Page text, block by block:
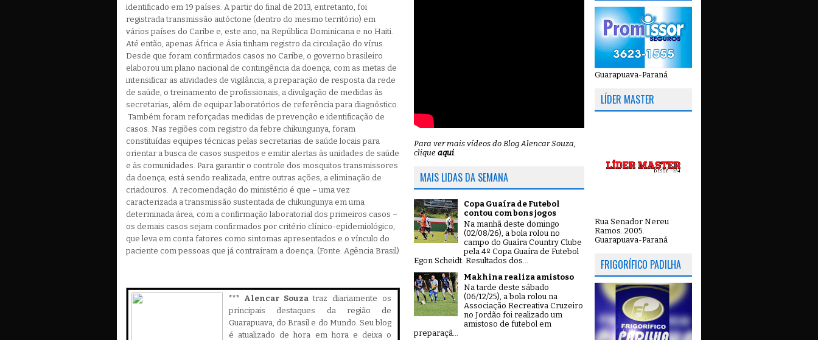
identificado em 19 países. A partir do final de 2013, entretanto, foi
registrada transmissão autóctone (dentro do mesmo território) em
vários países do Caribe e, este ano, na República Dominicana e no Haiti.
Até então, apenas África e Ásia tinham registro da circulação do vírus.
Desde que foram confirmados casos no Caribe, o governo brasileiro
elaborou um plano nacional de contingência da doença, com as metas de
intensificar as atividades de vigilância, a preparação de resposta da rede
de saúde, o treinamento de profissionais, a divulgação de medidas às
secretarias, além de equipar laboratórios de referência para diagnóstico.
Também foram reforçadas medidas de prevenção e identificação de
casos. Nas regiões com registro da febre chikungunya, foram
constituídas equipes técnicas pelas secretarias de saúde locais para
orientar a busca de casos suspeitos e emitir alertas às unidades de saúde
e às comunidades. Para garantir o controle dos mosquitos transmissores
da doença, está sendo realizada, entre outras ações, a eliminação de
criadouros. A recomendação do ministério é que – uma vez
caracterizada a transmissão sustentada de chikungunya em uma
determinada área, com a confirmação laboratorial dos primeiros casos –
os demais casos sejam confirmados por critério clínico-epidemiológico,
que leva em conta fatores como sintomas apresentados e o vínculo do
paciente com pessoas que já contraíram a doença. (Fonte: Agência Brasil)
*** Alencar Souzatraz diariamente os
principais destaques da região de
Guarapuava, do Brasil e do Mundo. Seu blog
é atualizado de hora em hora e deixa o
Para ver mais vídeos do Blog Alencar Souza,
clique aqui.
MAIS LIDAS DA SEMANA
Copa Guaíra de Futebol
contou com bons jogos
Na manhã deste domingo
(02/08/26), a bola rolou no
campo do Guaíra Country Clube
pela 4º Copa Guaíra de Futebol
Egon Scheidt. Resultados dos...
Makhina realiza amistoso
Na tarde deste sábado
(06/12/25), a bola rolou na
Associação Recreativa Cruzeiro
no Jordão foi realizado um
amistoso de futebol em
preparaçã...
Guarapuava-Paraná
LÍDER MASTER
Rua Senador Nereu
Ramos. 2005.
Guarapuava-Paraná
FRIGORÍFICO PADILHA